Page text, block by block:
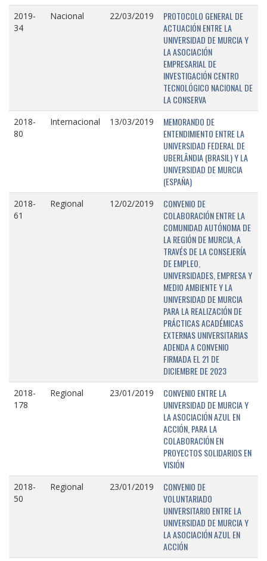
2019-
34
Nacional 22/03/2019
PROTOCOLO GENERAL DE
ACTUACIÓN ENTRE LA
UNIVERSIDAD DE MURCIA Y
LA ASOCIACIÓN
EMPRESARIAL DE
INVESTIGACIÓN CENTRO
TECNOLÓGICO NACIONAL DE
LA CONSERVA
2018-
80
Internacional 13/03/2019
MEMORANDO DE
ENTENDIMIENTO ENTRE LA
UNIVERSIDAD FEDERAL DE
UBERLÂNDIA (BRASIL) Y LA
UNIVERSIDAD DE MURCIA
(ESPAÑA)
2018-
61
Regional 12/02/2019
CONVENIO DE
COLABORACIÓN ENTRE LA
COMUNIDAD AUTÓNOMA DE
LA REGIÓN DE MURCIA, A
TRAVÉS DE LA CONSEJERÍA
DE EMPLEO,
UNIVERSIDADES, EMPRESA Y
MEDIO AMBIENTE Y LA
UNIVERSIDAD DE MURCIA
PARA LA REALIZACIÓN DE
PRÁCTICAS ACADÉMICAS
EXTERNAS UNIVERSITARIAS
ADENDA A CONVENIO
FIRMADA EL 21 DE
DICIEMBRE DE 2023
2018-
178
Regional 23/01/2019
CONVENIO ENTRE LA
UNIVERSIDAD DE MURCIA Y
LA ASOCIACIÓN AZUL EN
ACCIÓN, PARA LA
COLABORACIÓN EN
PROYECTOS SOLIDARIOS EN
VISIÓN
2018-
50
Regional 23/01/2019
CONVENIO DE
VOLUNTARIADO
UNIVERSITARIO ENTRE LA
UNIVERSIDAD DE MURCIA Y
LA ASOCIACIÓN AZUL EN
ACCIÓN